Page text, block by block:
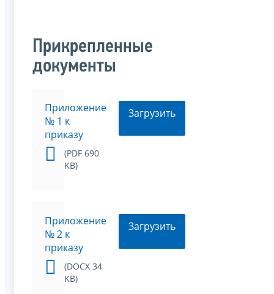
Прикрепленные
документы
Приложение
№ 1 к
приказу
(PDF 690
KB)
Загрузить
Приложение
№ 2 к
приказу
(DOCX 34
KB)
Загрузить